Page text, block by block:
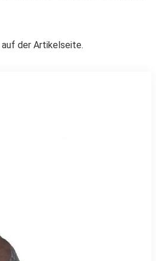
auf der Artikelseite.